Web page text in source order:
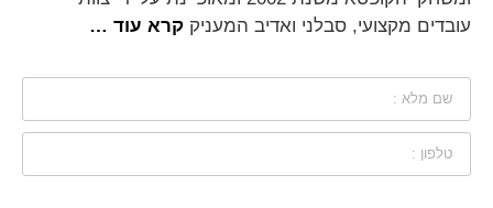
עובדים מקצועי, סבלני ואדיב המעניק קרא עוד …